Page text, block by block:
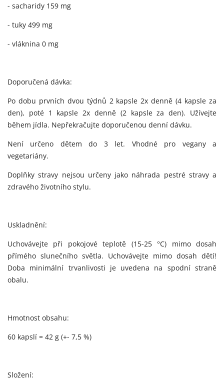
- sacharidy 159 mg
- tuky 499 mg
- vláknina 0 mg
Doporučená dávka:
Po dobu prvních dvou týdnů 2 kapsle 2x denně (4 kapsle za
den), poté 1 kapsle 2x denně (2 kapsle za den). Užívejte
během jídla. Nepřekračujte doporučenou denní dávku.
Není určeno dětem do 3 let. Vhodné pro vegany a
vegetariány.
Doplňky stravy nejsou určeny jako náhrada pestré stravy a
zdravého životního stylu.
Uskladnění:
Uchovávejte při pokojové teplotě (15-25 °C) mimo dosah
přímého slunečního světla. Uchovávejte mimo dosah dětí!
Doba minimální trvanlivosti je uvedena na spodní straně
obalu.
Hmotnost obsahu:
60 kapslí = 42 g (+- 7,5 %)
Složení: